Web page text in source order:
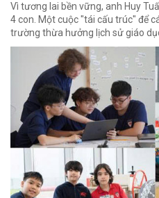
Vì tương lai bền vững, anh Huy
4 con. Một cuộc "tái cấu trúc" để
trường thừa hưởng lịch sử giáo